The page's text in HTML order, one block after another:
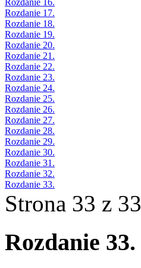
Rozdanie 16.
Rozdanie 17.
Rozdanie 18.
Rozdanie 19.
Rozdanie 20.
Rozdanie 21.
Rozdanie 22.
Rozdanie 23.
Rozdanie 24.
Rozdanie 25.
Rozdanie 26.
Rozdanie 27.
Rozdanie 28.
Rozdanie 29.
Rozdanie 30.
Rozdanie 31.
Rozdanie 32.
Rozdanie 33.
Strona 33 z 33
Rozdanie 33.